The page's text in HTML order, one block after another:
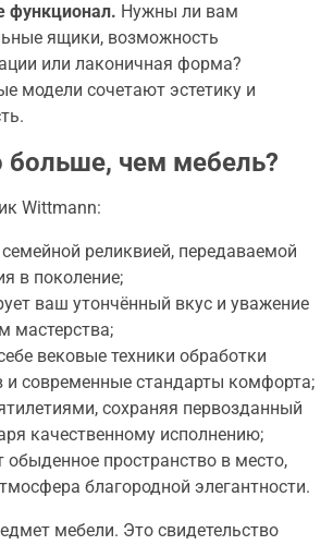
функционал. Нужны ли вам
ящики, возможность
или лаконичная форма?
модели сочетают эстетику и
больше, чем мебель?
Wittmann:
реликвией, передаваемой
в поколение;
ваш утончённый вкус и уважение
мастерства;
вековые техники обработки
и современные стандарты комфорта;
сохраняя первозданный
качественному исполнению;
обыденное пространство в место,
благородной элегантности.
мебели. Это свидетельство